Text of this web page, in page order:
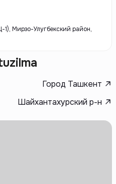
Мирзо-Улугбекский район,
Город Ташкент
Шайхантахурский р-н